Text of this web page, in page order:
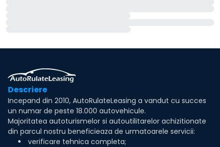
Descriere
Incepand din 2010, AutoRulateLeasing a vandut cu succes
un numar de peste 18.000 autovehicule.
Majoritatea autoturismelor si autoutilitarelor achizitionate
din parcul nostru beneficieaza de urmatoarele servicii:
verificare tehnica completa;